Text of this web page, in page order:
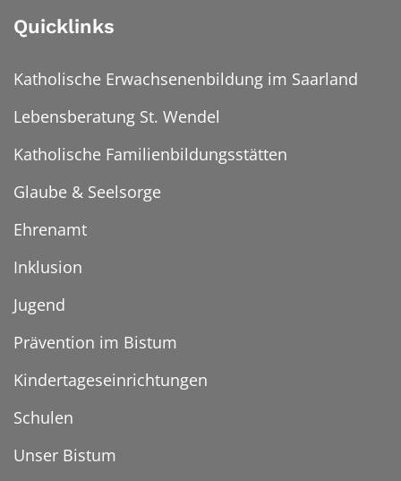
Quicklinks
Katholische Erwachsenenbildung im Saarland
Lebensberatung St. Wendel
Katholische Familienbildungsstätten
Glaube & Seelsorge
Ehrenamt
Inklusion
Jugend
Prävention im Bistum
Kindertageseinrichtungen
Schulen
Unser Bistum